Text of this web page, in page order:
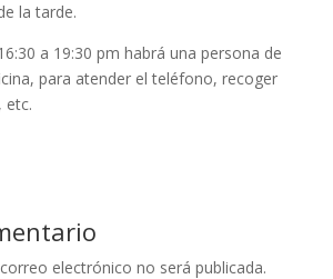
la tarde.
a 19:30 pm habrá una persona de
para atender el teléfono, recoger
etc.
electrónico no será publicada.